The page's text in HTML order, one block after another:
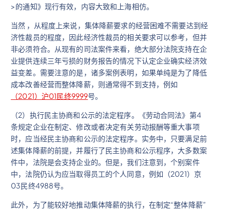
>的通知》现行有效，内容大致和上海相仿。
当然 ，从程度上来说，集体降薪要求的经营困难不需要达到经
济性裁员的程度，因此经济性裁员的相关要求可以参考，但并
非必须符合。从现有的司法案件来看，绝大部分法院支持在企
业提供连续三年亏损的财务报告的情况下认定企业确实经济效
益变差。需要注意的是，诸多案例表明，如果单纯是为了降低
成本改善经营而整体降薪，则通常得不到支持，例如
（2021）沪01民终9999号。
（2）执行民主协商和公示的法定程序。《劳动合同法》第4
条规定企业在制定、修改或者决定有关劳动报酬等重大事项
时，应当经民主协商和公示的法定程序。实务中，只要满足前
述集体降薪的前提，并履行了民主协商和公示程序，大多数案
件中，法院是会支持企业的。但是，我们注意到，个别案件
中，法院仍认为应当取得员工的个人同意，例如（2021）京
03民终4988号。
此外，为了能较好地推动集体降薪的执行，在制定“整体降薪”